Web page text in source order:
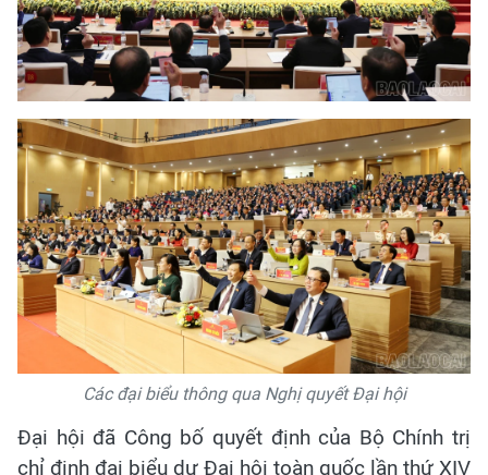
Các đại biểu thông qua Nghị quyết Đại hội
Đại hội đã Công bố quyết định của Bộ Chính trị
chỉ định đại biểu dự Đại hội toàn quốc lần thứ XIV